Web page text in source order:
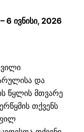
ივნისი, 2026
და
წყლის მთვარე
თქვენს